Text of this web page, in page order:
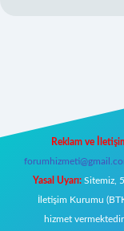
Reklam ve
Yasal Uyarı: Sitemiz,
İletişim Kurumu
hizmet